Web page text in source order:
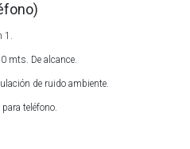
1.
mts. De alcance.
de ruido ambiente.
teléfono.